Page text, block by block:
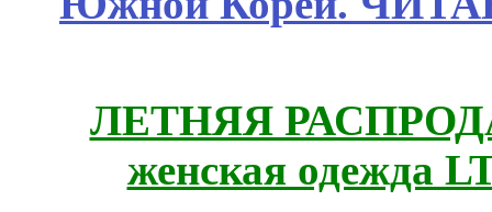
ЛЕТНЯЯ
женская одежда